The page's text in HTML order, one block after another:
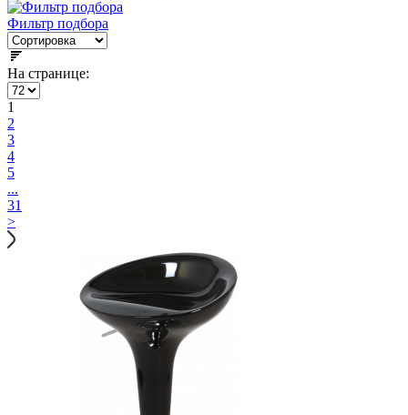
Фильтр подбора
На странице:
1
2
3
4
5
...
31
>